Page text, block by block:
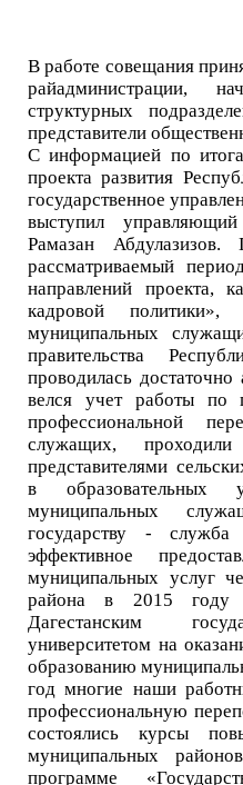
В работе совещания
райадминистрации,
структурных
представители
С информацией по
проекта развития
государственное
выступил
Рамазан
рассматриваемый
направлений проекта,
кадровой политики»,
муниципальных
правительства
проводилась достаточно
велся учет работы по
профессиональной
служащих,
представителями
в образовательных
муниципальных
государству - служба
эффективное
муниципальных услуг
района в 2015 году
Дагестанским
университетом на
образованию
год многие наши
профессиональную
состоялись курсы
муниципальных
программе